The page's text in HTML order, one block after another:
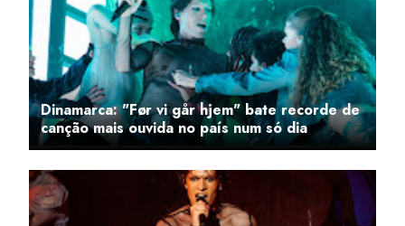
Dinamarca: "Før vi går hjem" bate recorde de
canção mais ouvida no país num só dia